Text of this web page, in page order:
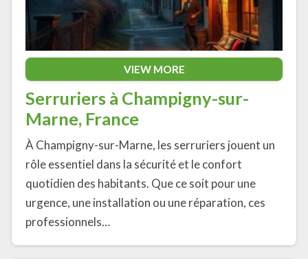
VIEW MORE
Serruriers à Champigny-sur-
Marne, France
À Champigny-sur-Marne, les serruriers jouent un
rôle essentiel dans la sécurité et le confort
quotidien des habitants. Que ce soit pour une
urgence, une installation ou une réparation, ces
professionnels…